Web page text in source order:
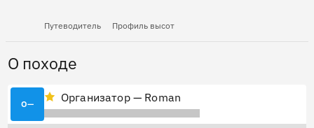
Путеводитель Профиль высот
О походе
О— Организатор — Roman